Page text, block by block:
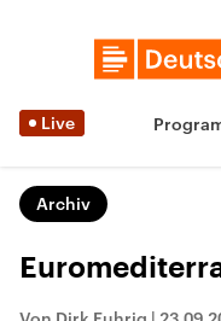
Live
Archiv